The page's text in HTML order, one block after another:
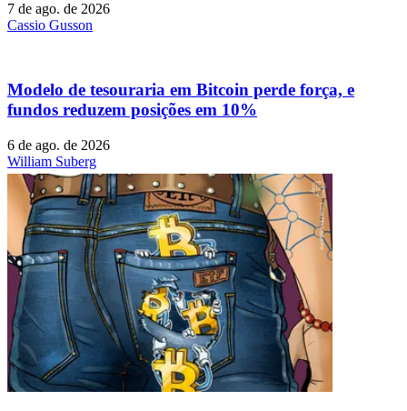
7 de ago. de 2026
Cassio Gusson
Modelo de tesouraria em Bitcoin perde força, e
fundos reduzem posições em 10%
6 de ago. de 2026
William Suberg